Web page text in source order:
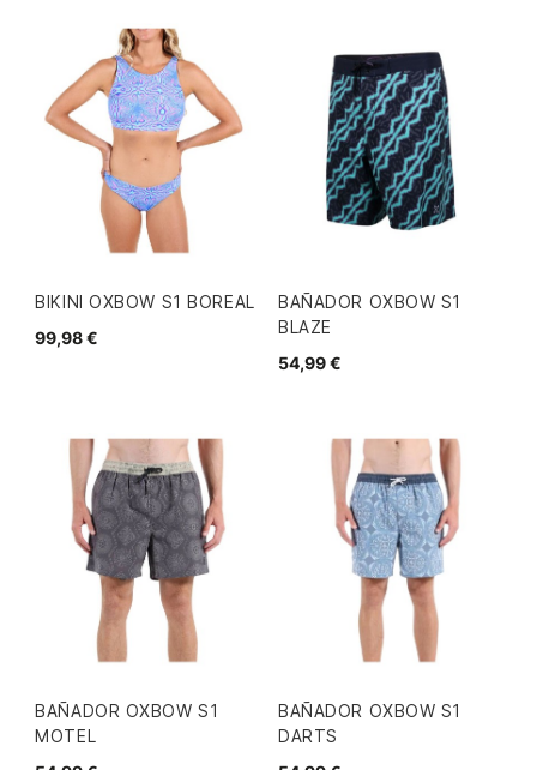
BIKINI OXBOW S1 BOREAL
99,98 €
BAÑADOR OXBOW S1
BLAZE
54,99 €
BAÑADOR OXBOW S1
MOTEL
BAÑADOR OXBOW S1
DARTS